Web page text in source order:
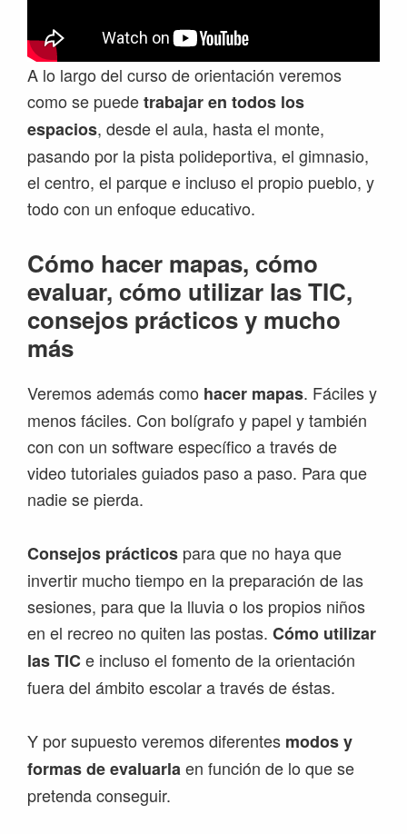
A lo largo del curso de orientación veremos
como se puedetrabajar en todos los
espacios, desde el aula, hasta el monte,
pasando por la pista polideportiva, el gimnasio,
el centro, el parque e incluso el propio pueblo, y
todo con un enfoque educativo.
Cómo hacer mapas, cómo
evaluar, cómo utilizar las TIC,
consejos prácticos y mucho
más
Veremos además como hacer mapas. Fáciles y
menos fáciles. Con bolígrafo y papel y también
con con un software específico a través de
video tutoriales guiados paso a paso. Para que
nadie se pierda.
Consejos prácticos para que no haya que
invertir mucho tiempo en la preparación de las
sesiones, para que la lluvia o los propios niños
en el recreo no quiten las postas. Cómo utilizar
las TICe incluso el fomento de la orientación
fuera del ámbito escolar a través de éstas.
Y por supuesto veremos diferentes modos y
formas de evaluarlaen función de lo que se
pretenda conseguir.